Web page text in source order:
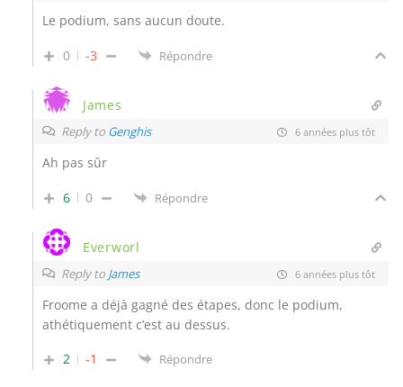
Le podium, sans aucun doute.
0 -3 Répondre
James
Reply to Genghis 6 années plus tôt
Ah pas sûr
6 0 Répondre
Everworl
Reply to James 6 années plus tôt
Froome a déjà gagné des étapes, donc le podium,
athétiquement c’est au dessus.
2
-1 Répondre